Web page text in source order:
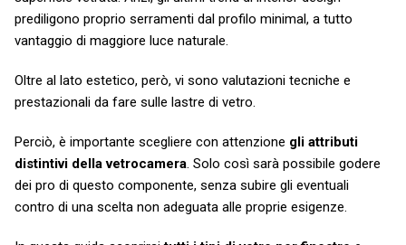
prediligono proprio serramenti dal profilo minimal, a tutto
vantaggio di maggiore luce naturale.
Oltre al lato estetico, però, vi sono valutazioni tecniche e
prestazionali da fare sulle lastre di vetro.
Perciò, è importante scegliere con attenzione gli attributi
distintivi della vetrocamera. Solo così sarà possibile godere
dei pro di questo componente, senza subire gli eventuali
contro di una scelta non adeguata alle proprie esigenze.